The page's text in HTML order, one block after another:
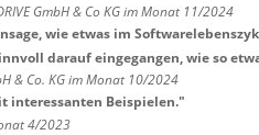
GmbH & Co KG im Monat 11/2024
wie etwas im
darauf eingegangen, wie so
& Co. KG im Monat 10/2024
interessanten Beispielen."
4/2023